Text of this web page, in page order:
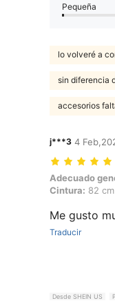
Pequeña
lo volveré a
sin diferencia
accesorios
j***3 4
Adecuado
Adecuado
Cintura: 82
Me gusto
Traducir
Desde SHEIN US